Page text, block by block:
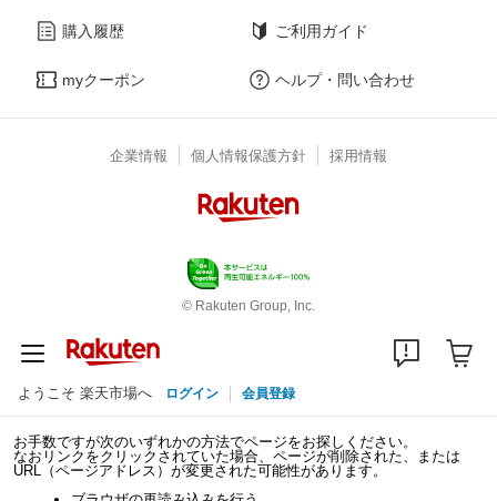
購入履歴
myクーポン
ご利用ガイド
ヘルプ・問い合わせ
企業情報 個人情報保護方針 採用情報
© Rakuten Group, Inc.
ようこそ 楽天市場へ ログイン 会員登録
お手数ですが次のいずれかの方法でページをお探しください。
なおリンクをクリックされていた場合、ページが削除された、または
URL（ページアドレス）が変更された可能性があります。